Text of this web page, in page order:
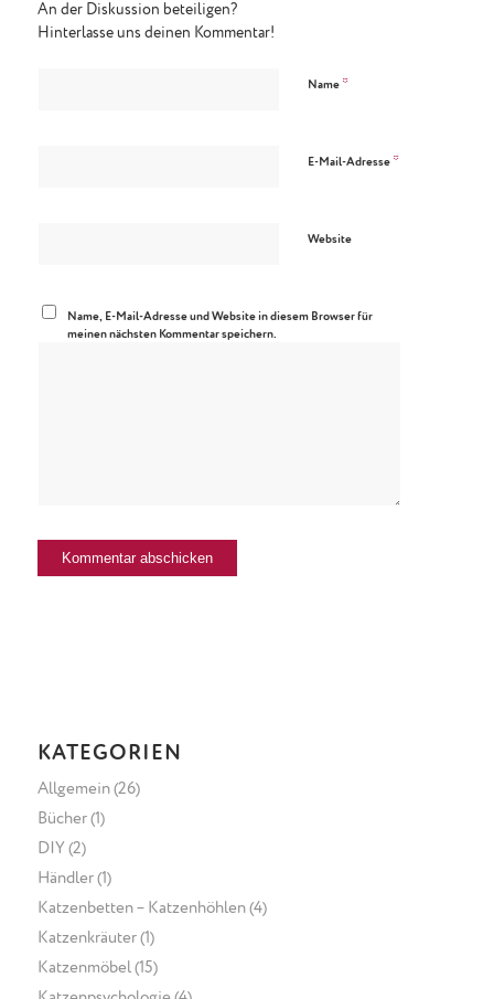
An der Diskussion beteiligen?
Hinterlasse uns deinen Kommentar!
Name *
E-Mail-Adresse *
Website
Name, E-Mail-Adresse und Website in diesem Browser für
meinen nächsten Kommentar speichern.
KATEGORIEN
Allgemein(26)
Bücher(1)
DIY (2)
Händler(1)
Katzenbetten – Katzenhöhlen(4)
Katzenkräuter(1)
Katzenmöbel (15)